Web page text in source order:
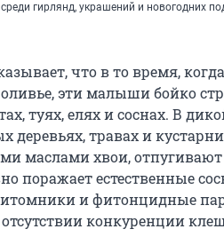
гирлянд, украшений и новогодних
что в то время,
эти малыши бойко
туях, елях и соснах. В
деревьях, травах и
маслами хвои,
поражает естественные
и фитонцидные
конкуренции